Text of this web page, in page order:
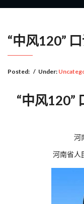
“中风120”
Posted: / Under:
“中风120”
河
河南省人